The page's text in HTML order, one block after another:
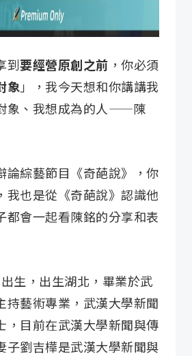
到要經營原創之前 ，你必須
象」，我今天想和你講講我
象、我想成為的人——陳
論綜藝節目《奇葩說》，你
我也是從《奇葩說》認識他
都會一起看陳銘的分享和表
生，出生湖北，畢業於武
持藝術專業，武漢大學新聞
，目前在武漢大學新聞與傳
子劉吉樺是武漢大學新聞與